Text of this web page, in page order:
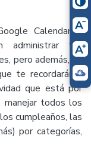
Calendar o
administrar tus
pero además, te
te recordarán -
que está por
manejar todos los
cumpleaños, las
por categorías,